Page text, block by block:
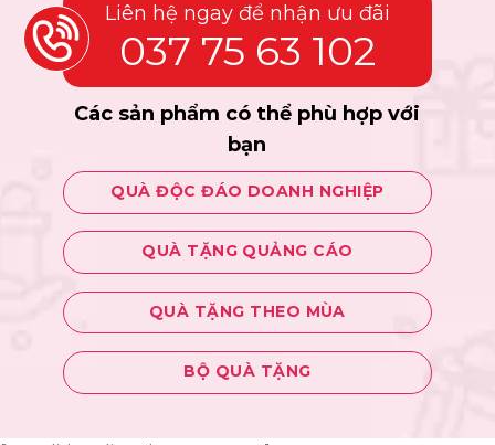
Liên hệ ngay để nhận ưu đãi
037 75 63 102
Các sản phẩm có thể phù hợp với
bạn
QUÀ ĐỘC ĐÁO DOANH NGHIỆP
QUÀ TẶNG QUẢNG CÁO
QUÀ TẶNG THEO MÙA
BỘ QUÀ TẶNG